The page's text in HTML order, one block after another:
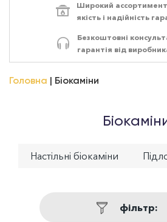
АКСЕСУАРИ
Широкий
якість і надійність
Безкоштовні
гарантія від
Головна Біокаміни
Настільні біокаміни
фільтр: